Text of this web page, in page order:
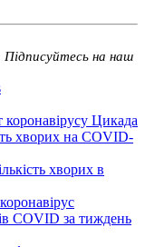
Підписуйтесь на наш
Цикада
хворих на COVID-
хворих в
COVID за тиждень